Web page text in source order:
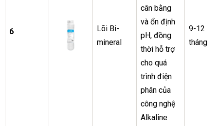
6
Lõi Bi-
mineral
cân bằng
và ổn định
pH, đồng
thời hỗ trợ
cho quá
trình điện
phân của
công nghệ
Alkaline
9-12
tháng